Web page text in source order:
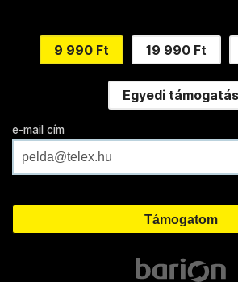
9 990 Ft 19 990 Ft
Egyedi támogatás
e-mail cím